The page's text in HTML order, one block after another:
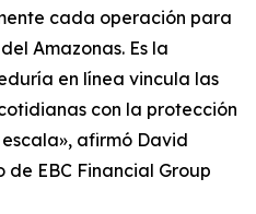
cada operación para
Amazonas. Es la
en línea vincula las
con la protección
afirmó David
EBC Financial Group